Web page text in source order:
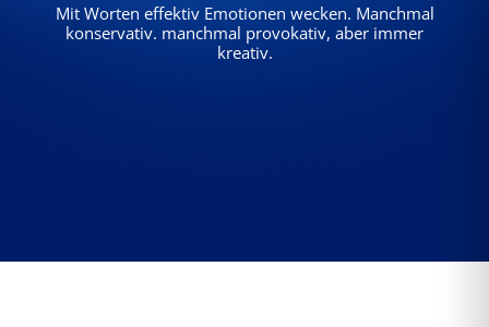
Mit Worten effektiv Emotionen wecken. Manchmal
konservativ. manchmal provokativ, aber immer
kreativ.